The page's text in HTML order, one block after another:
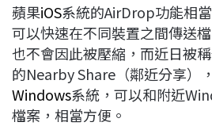
b
o
o
k
a
d
s
e
d
I
n
L
i
n
k
蘋果iOS系統的AirDrop功能相
可以快速在不同裝置之間傳送
也不會因此被壓縮，而近日被
的Nearby Share（鄰近分享）
Windows系統，可以和附近
檔案，相當方便。